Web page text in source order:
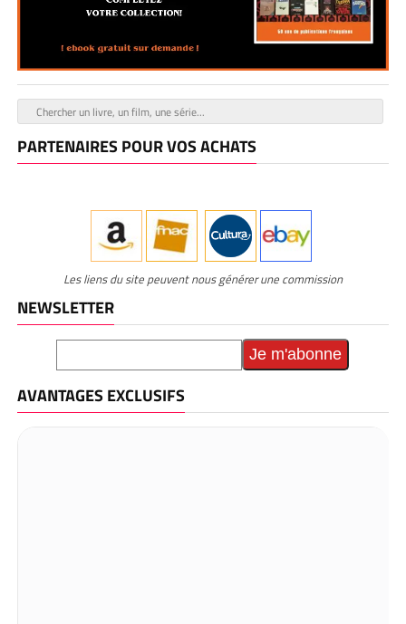
PARTENAIRES POUR VOS ACHATS
Les liens du site peuvent nous générer une commission
NEWSLETTER
AVANTAGES EXCLUSIFS